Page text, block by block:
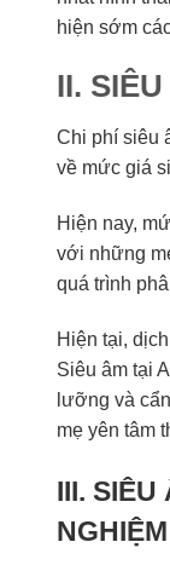
hiện sớm
II.
Chi phí siêu
về mức giá
Hiện nay,
với những
quá trình
Hiện tại,
Siêu âm tại
lưỡng và
mẹ yên tâm
III. SIÊU